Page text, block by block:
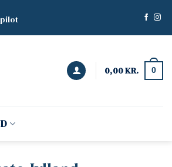
0,00KR. 0